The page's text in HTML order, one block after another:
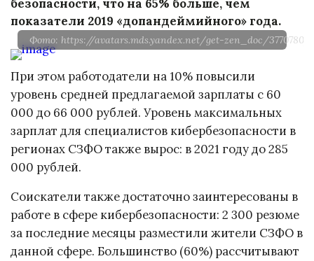
безопасности, что на 65% больше, чем
показатели 2019 «допандеймийного» года.
Фото: https://avatars.mds.yandex.net/get-zen_doc/3770780/
При этом работодатели на 10% повысили
уровень средней предлагаемой зарплаты с 60
000 до 66 000 рублей. Уровень максимальных
зарплат для специалистов кибербезопасности в
регионах СЗФО также вырос: в 2021 году до 285
000 рублей.
Соискатели также достаточно заинтересованы в
работе в сфере кибербезопасности: 2 300 резюме
за последние месяцы разместили жители СЗФО в
данной сфере. Большинство (60%) рассчитывают